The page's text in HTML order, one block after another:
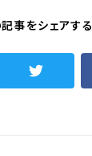
事をシェアする